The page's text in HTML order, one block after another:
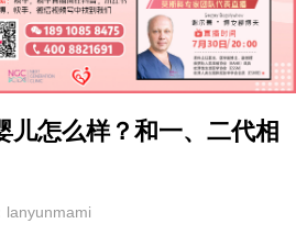
儿怎么样？和一、二代相
lanyunmami